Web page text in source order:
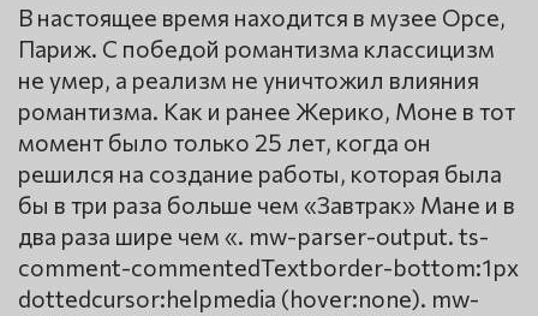
В настоящее время находится в музее Орсе,
Париж. С победой романтизма классицизм
не умер, а реализм не уничтожил влияния
романтизма. Как и ранее Жерико, Моне в тот
момент было только 25 лет, когда он
решился на создание работы, которая была
бы в три раза больше чем «Завтрак» Мане и в
два раза шире чем «. mw-parser-output. ts-
comment-commentedTextborder-bottom:1px
dottedcursor:helpmedia (hover:none). mw-